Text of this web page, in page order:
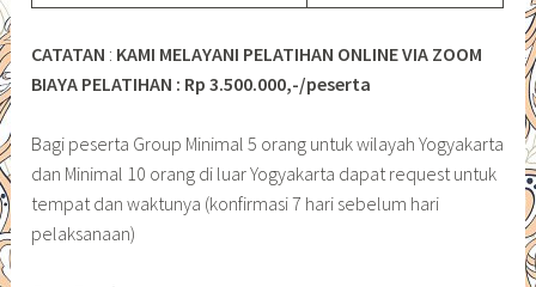
CATATAN : KAMI MELAYANI PELATIHAN ONLINE VIA ZOOM
BIAYA PELATIHAN : Rp 3.500.000,-/peserta
Bagi peserta Group Minimal 5 orang untuk wilayah Yogyakarta
dan Minimal 10 orang di luar Yogyakarta dapat request untuk
tempat dan waktunya (konfirmasi 7 hari sebelum hari
pelaksanaan)